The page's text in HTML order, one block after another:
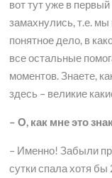
вот тут уже в
замахнулись, т.е.
понятное дело, в
все остальные
моментов. Знаете,
здесь – великие
– О, как мне это
– Именно! Забыли
сутки спала хотя бы